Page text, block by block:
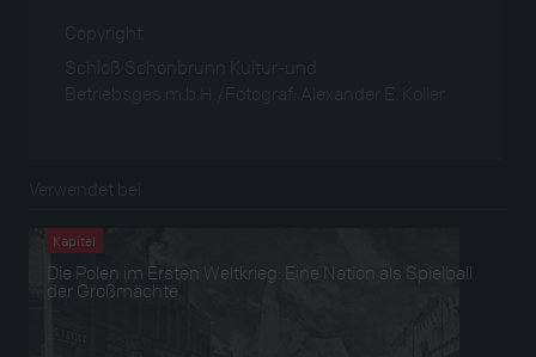
Copyright
Schloß Schönbrunn Kultur-und
Betriebsges.m.b.H./Fotograf: Alexander E. Koller
Verwendet bei
Kapitel
Die Polen im Ersten Weltkrieg: Eine Nation als Spielball
der Großmächte